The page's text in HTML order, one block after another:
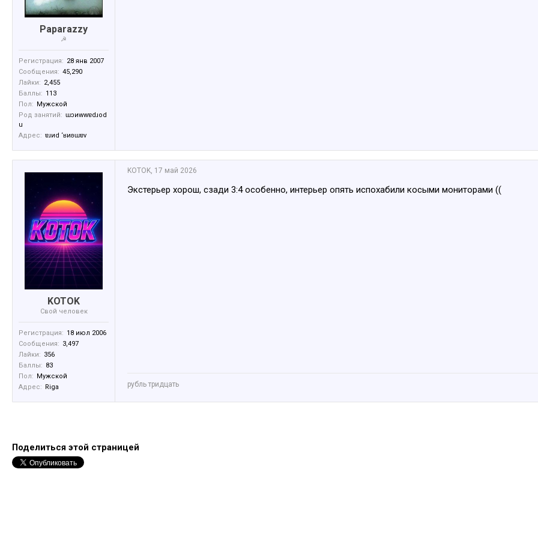
Paparazzy
☭
Регистрация: 28 янв 2007
Сообщения: 45,290
Лайки: 2,455
Баллы: 113
Пол: Мужской
Род занятий: ɯɔиwwɐdɹоd
u
Адрес: ɐɹиd ‘ʁиʚɯɐv
KOTOK
Свой человек
Регистрация: 18 июл 2006
Сообщения: 3,497
Лайки: 356
Баллы: 83
Пол: Мужской
Адрес: Riga
KOTOK 17 май 2026
Экстерьер хорош, сзади 3:4 особенно, интерьер опять испохабили косыми мониторами ((
рубль тридцать
Поделиться этой страницей